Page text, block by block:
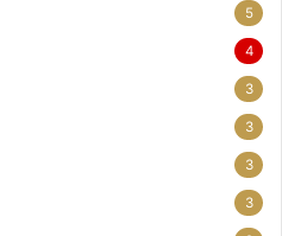
5
4
3
3
3
3